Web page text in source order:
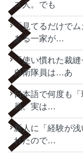
ス人。でも
「見てるだけでム
ある一家が…
『使い慣れた裁
自衛隊員は…あ
日本語で何度も
員。実は…
新人に「経験が
れたので…